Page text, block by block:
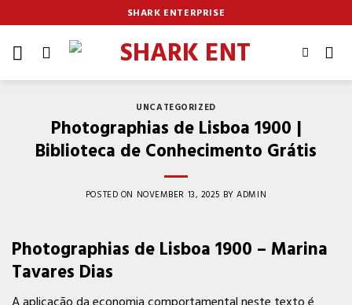
to
content
SHARK ENTERPRISE
UNCATEGORIZED
Photographias de Lisboa 1900 |
Biblioteca de Conhecimento Grátis
POSTED ON NOVEMBER 13, 2025 BYADMIN
Photographias de Lisboa 1900 – Marina
Tavares Dias